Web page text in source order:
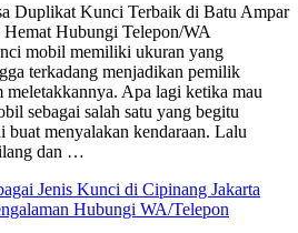
Duplikat Kunci Terbaik di Batu Ampar
Hemat Hubungi Telepon/WA
mobil memiliki ukuran yang
terkadang menjadikan pemilik
meletakkannya. Apa lagi ketika mau
sebagai salah satu yang begitu
buat menyalakan kendaraan. Lalu
dan …